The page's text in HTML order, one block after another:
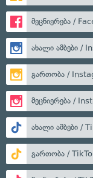
მეცნიერება /
ახალი ამბები /
გართობა /
მეცნიერება /
ახალი ამბები /
გართობა /